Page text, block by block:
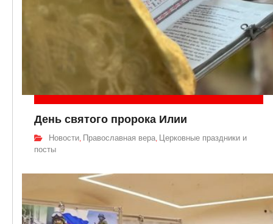
День святого пророка Илии
Новости Православная вера Церковные праздники и
посты